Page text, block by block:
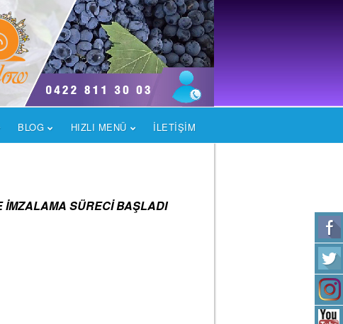
BLOG HIZLI MENÜ İLETİŞİM
İMZALAMA SÜRECİ BAŞLADI